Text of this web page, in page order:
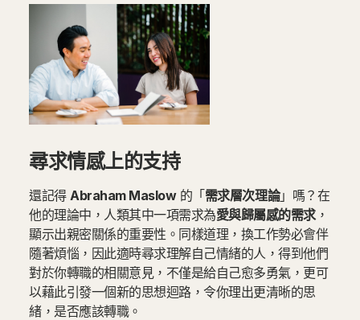
尋求情感上的支持
還記得Abraham Maslow的「 需求層次理論」嗎？在
他的理論中，人類其中一項需求為愛與歸屬感的需求，
顯示出親密關係的重要性。同樣道理，換工作勢必會伴
隨著煩惱，因此適時尋求理解自己情緒的人，得到他們
對於你轉職的相關意見，不僅是給自己愈多勇氣，更可
以藉此引發一個新的思想迴路，令你理出更清晰的思
緒，是否應該轉職。